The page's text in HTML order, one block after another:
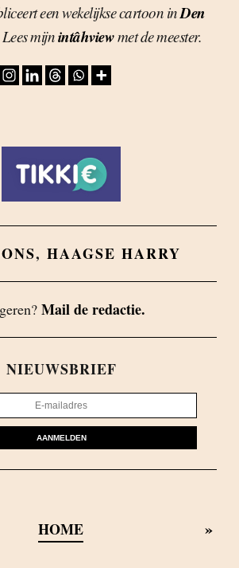
een wekelijkse cartoon inDen
mijnintâhviewmet de meester.
, HAAGSE HARRY
Mail de redactie.
NIEUWSBRIEF
AANMELDEN
HOME »